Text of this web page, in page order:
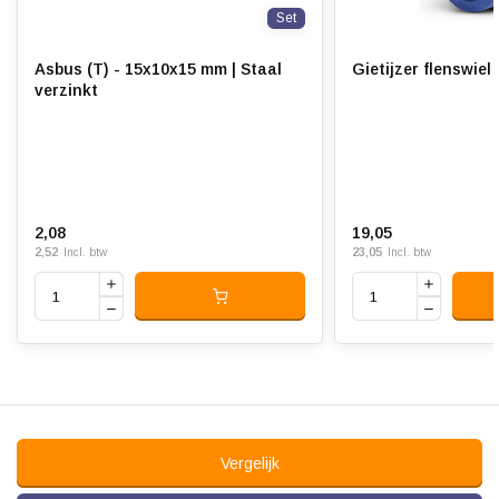
Set
Asbus (T) - 15x10x15 mm | Staal
verzinkt
2,08
2,52 Incl. btw
Gietijzer flenswiel
19,05
23,05 Incl. btw
Vergelijk